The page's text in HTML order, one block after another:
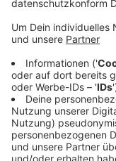
Anzeige
Wie genau die
angehen, dass
Etwas
Landesregierung
Rückkehr zum